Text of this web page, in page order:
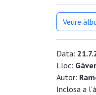
Veure
Data:
Lloc: Gàver
Autor:
Inclosa a